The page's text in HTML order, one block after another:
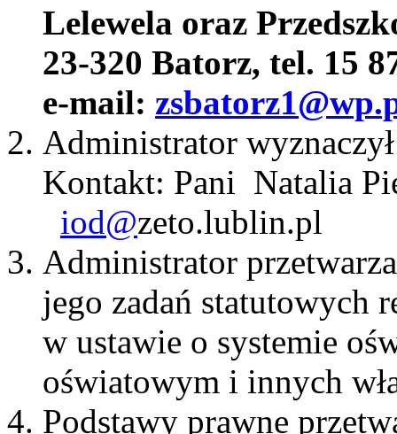
Lelewela oraz
23-320 Batorz, tel. 15
e-mail:
Administrator
Kontakt: Pani
iod@zeto.lublin.pl
Administrator
jego zadań statutowych
w ustawie o systemie
oświatowym i innych
Podstawy prawne